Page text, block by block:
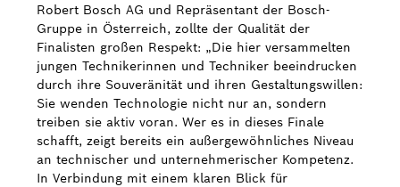
Robert Bosch AG und Repräsentant der Bosch-
Gruppe in Österreich, zollte der Qualität der
Finalisten großen Respekt: „Die hier versammelten
jungen Technikerinnen und Techniker beeindrucken
durch ihre Souveränität und ihren Gestaltungswillen:
Sie wenden Technologie nicht nur an, sondern
treiben sie aktiv voran. Wer es in dieses Finale
schafft, zeigt bereits ein außergewöhnliches Niveau
an technischer und unternehmerischer Kompetenz.
In Verbindung mit einem klaren Blick für